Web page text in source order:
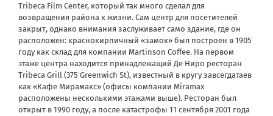
Tribeca Film Center, который так много сделал для
возвращения района к жизни. Сам центр для посетителей
закрыт, однако внимания заслуживает само здание, где он
расположен: краснокирпичный «замок» был построен в 1905
году как склад для компании Martinson Coffee. На первом
этаже центра находится принадлежащий Де Ниро ресторан
Tribeca Grill (375 Greenwich St), известный в кругу завсегдатаев
как «Кафе Мирамакс» (офисы компании Miramax
расположены несколькими этажами выше). Ресторан был
открыт в 1990 году, а после катастрофы 11 сентября 2001 года